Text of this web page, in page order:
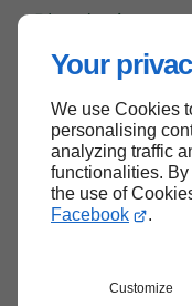
Your
We use Cookies
personalising
analyzing traffic
functionalities.
the use of
Facebook
.
Customize
Plan du site